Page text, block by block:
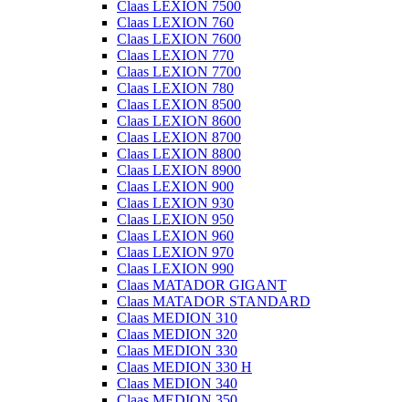
Claas LEXION 7500
Claas LEXION 760
Claas LEXION 7600
Claas LEXION 770
Claas LEXION 7700
Claas LEXION 780
Claas LEXION 8500
Claas LEXION 8600
Claas LEXION 8700
Claas LEXION 8800
Claas LEXION 8900
Claas LEXION 900
Claas LEXION 930
Claas LEXION 950
Claas LEXION 960
Claas LEXION 970
Claas LEXION 990
Claas MATADOR GIGANT
Claas MATADOR STANDARD
Claas MEDION 310
Claas MEDION 320
Claas MEDION 330
Claas MEDION 330 H
Claas MEDION 340